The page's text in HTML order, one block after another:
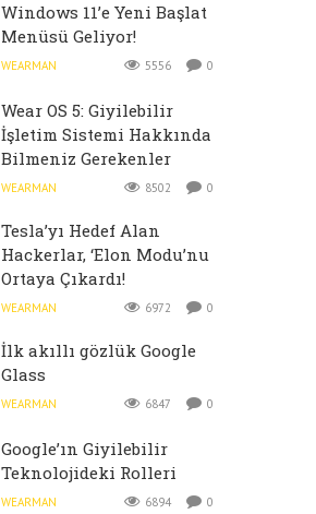
Windows 11’e Yeni Başlat
Menüsü Geliyor!
WEARMAN 5556 0
Wear OS 5: Giyilebilir
İşletim Sistemi Hakkında
Bilmeniz Gerekenler
WEARMAN 8502 0
Tesla’yı Hedef Alan
Hackerlar, ‘Elon Modu’nu
Ortaya Çıkardı!
WEARMAN 6972 0
İlk akıllı gözlük Google
Glass
WEARMAN 6847 0
Google’ın Giyilebilir
Teknolojideki Rolleri
WEARMAN 6894 0